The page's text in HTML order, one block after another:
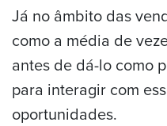
Já no âmbito das
como a média de
antes de dá-lo como
para interagir com
oportunidades.